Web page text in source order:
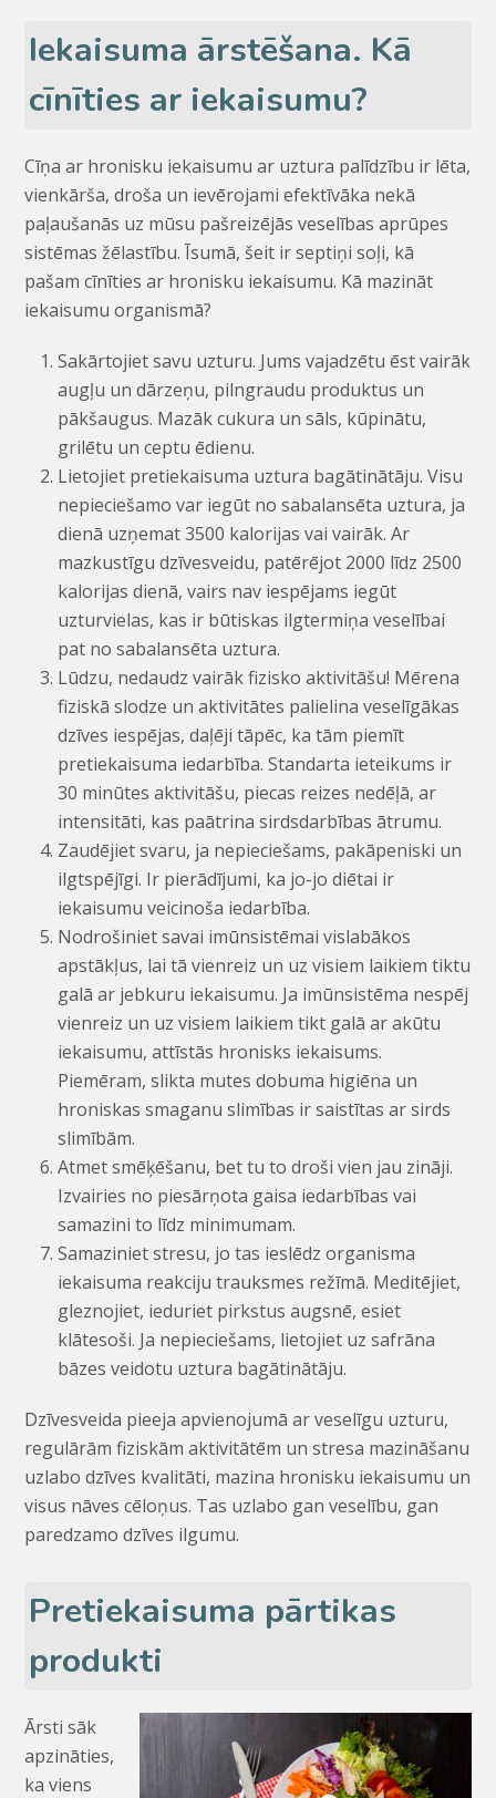
Iekaisuma ārstēšana. Kā
cīnīties ar iekaisumu?
Cīņa ar hronisku iekaisumu ar uztura palīdzību ir lēta,
vienkārša, droša un ievērojami efektīvāka nekā
paļaušanās uz mūsu pašreizējās veselības aprūpes
sistēmas žēlastību. Īsumā, šeit ir septiņi soļi, kā
pašam cīnīties ar hronisku iekaisumu. Kā mazināt
iekaisumu organismā?
Sakārtojiet savu uzturu. Jums vajadzētu ēst vairāk
augļu un dārzeņu, pilngraudu produktus un
pākšaugus. Mazāk cukura un sāls, kūpinātu,
grilētu un ceptu ēdienu.
Lietojiet pretiekaisuma uztura bagātinātāju. Visu
nepieciešamo var iegūt no sabalansēta uztura, ja
dienā uzņemat 3500 kalorijas vai vairāk. Ar
mazkustīgu dzīvesveidu, patērējot 2000 līdz 2500
kalorijas dienā, vairs nav iespējams iegūt
uzturvielas, kas ir būtiskas ilgtermiņa veselībai
pat no sabalansēta uztura.
Lūdzu, nedaudz vairāk fizisko aktivitāšu! Mērena
fiziskā slodze un aktivitātes palielina veselīgākas
dzīves iespējas, daļēji tāpēc, ka tām piemīt
pretiekaisuma iedarbība. Standarta ieteikums ir
30 minūtes aktivitāšu, piecas reizes nedēļā, ar
intensitāti, kas paātrina sirdsdarbības ātrumu.
Zaudējiet svaru, ja nepieciešams, pakāpeniski un
ilgtspējīgi. Ir pierādījumi, ka jo-jo diētai ir
iekaisumu veicinoša iedarbība.
Nodrošiniet savai imūnsistēmai vislabākos
apstākļus, lai tā vienreiz un uz visiem laikiem tiktu
galā ar jebkuru iekaisumu. Ja imūnsistēma nespēj
vienreiz un uz visiem laikiem tikt galā ar akūtu
iekaisumu, attīstās hronisks iekaisums.
Piemēram, slikta mutes dobuma higiēna un
hroniskas smaganu slimības ir saistītas ar sirds
slimībām.
Atmet smēķēšanu, bet tu to droši vien jau zināji.
Izvairies no piesārņota gaisa iedarbības vai
samazini to līdz minimumam.
Samaziniet stresu, jo tas ieslēdz organisma
iekaisuma reakciju trauksmes režīmā. Meditējiet,
gleznojiet, ieduriet pirkstus augsnē, esiet
klātesoši. Ja nepieciešams, lietojiet uz safrāna
bāzes veidotu uztura bagātinātāju.
Dzīvesveida pieeja apvienojumā ar veselīgu uzturu,
regulārām fiziskām aktivitātēm un stresa mazināšanu
uzlabo dzīves kvalitāti, mazina hronisku iekaisumu un
visus nāves cēloņus. Tas uzlabo gan veselību, gan
paredzamo dzīves ilgumu.
Pretiekaisuma pārtikas
produkti
Ārsti sāk
apzināties,
ka viens